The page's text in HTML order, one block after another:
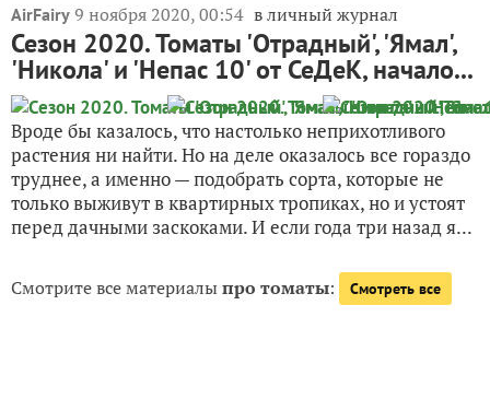
AirFairy 9 ноября 2020, 00:54 в личный журнал
Сезон 2020. Томаты 'Отрадный', 'Ямал',
'Никола' и 'Непас 10' от СеДеК, начало...
Вроде бы казалось, что настолько неприхотливого
растения ни найти. Но на деле оказалось все гораздо
труднее, а именно — подобрать сорта, которые не
только выживут в квартирных тропиках, но и устоят
перед дачными заскоками. И если года три назад я...
Смотрите все материалыпро томаты: Смотреть все